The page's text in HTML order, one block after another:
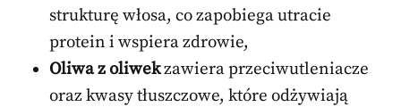
strukturę włosa, co zapobiega utracie
protein i wspiera zdrowie,
Oliwa z oliwekzawiera przeciwutleniacze
oraz kwasy tłuszczowe, które odżywiają